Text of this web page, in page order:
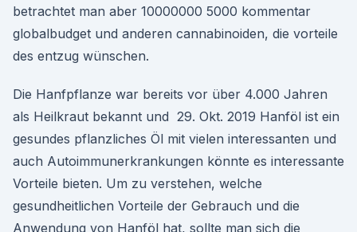
betrachtet man aber 10000000 5000 kommentar
globalbudget und anderen cannabinoiden, die vorteile
des entzug wünschen.
Die Hanfpflanze war bereits vor über 4.000 Jahren
als Heilkraut bekannt und 29. Okt. 2019 Hanföl ist ein
gesundes pflanzliches Öl mit vielen interessanten und
auch Autoimmunerkrankungen könnte es interessante
Vorteile bieten. Um zu verstehen, welche
gesundheitlichen Vorteile der Gebrauch und die
Anwendung von Hanföl hat, sollte man sich die